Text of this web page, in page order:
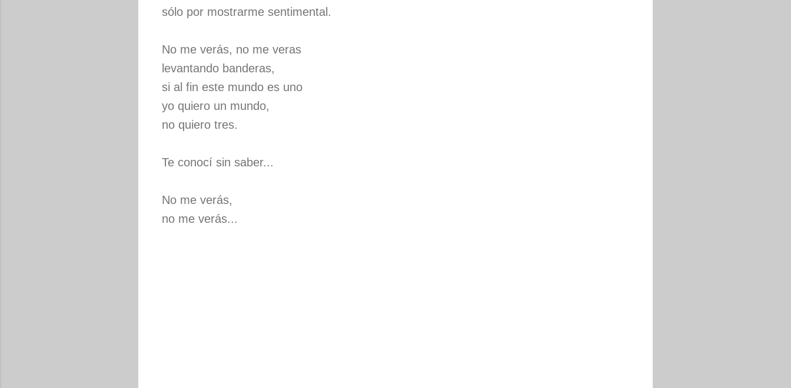
sólo por mostrarme sentimental.
No me verás, no me veras
levantando banderas,
si al fin este mundo es uno
yo quiero un mundo,
no quiero tres.
Te conocí sin saber...
No me verás,
no me verás...